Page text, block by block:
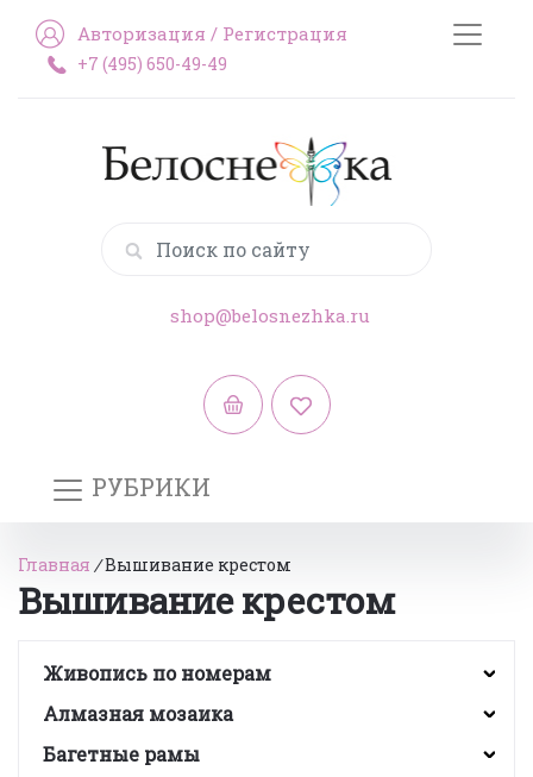
Авторизация / Регистрация
+7 (495) 650-49-49
shop@belosnezhka.ru
РУБРИКИ
Главная /Вышивание крестом
Вышивание крестом
Живопись по номерам
Алмазная мозаика
Багетные рамы